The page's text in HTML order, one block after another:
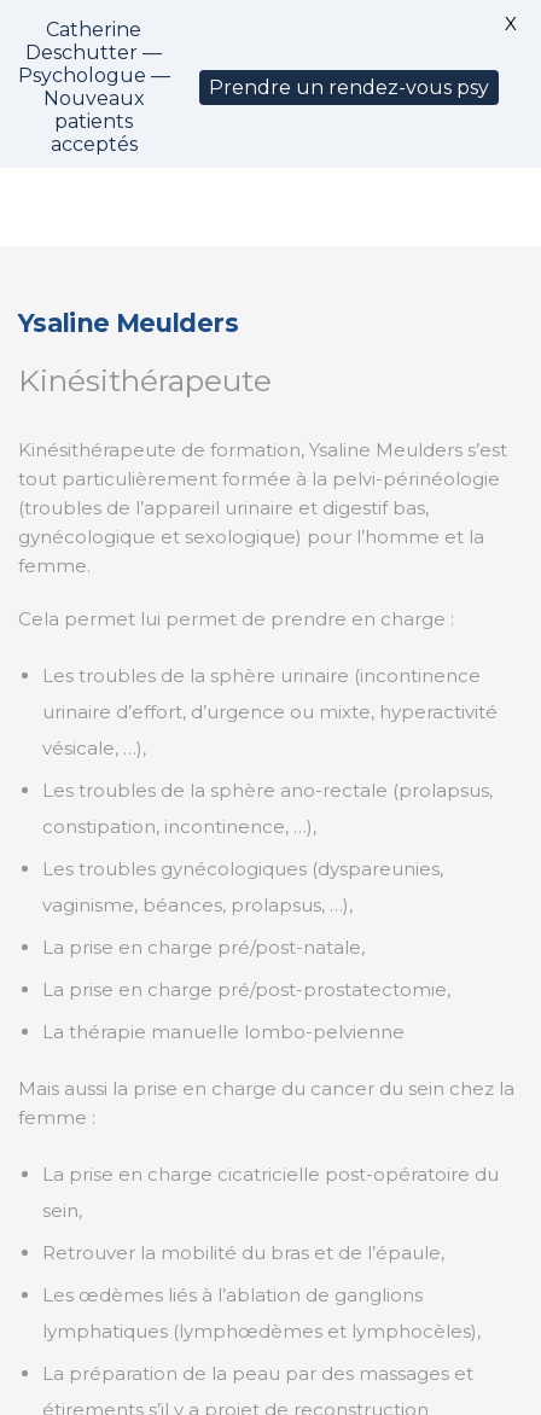
CM1325
Ysaline Meulders
Kinésithérapeute
Kinésithérapeute de formation, Ysaline Meulders s’est
tout particulièrement formée à la pelvi-périnéologie
(troubles de l’appareil urinaire et digestif bas,
gynécologique et sexologique) pour l’homme et la
femme.
Cela permet lui permet de prendre en charge :
Les troubles de la sphère urinaire (incontinence
urinaire d’effort, d’urgence ou mixte, hyperactivité
vésicale, …),
Les troubles de la sphère ano-rectale (prolapsus,
constipation, incontinence, …),
Les troubles gynécologiques (dyspareunies,
vaginisme, béances, prolapsus, …),
La prise en charge pré/post-natale,
La prise en charge pré/post-prostatectomie,
La thérapie manuelle lombo-pelvienne
Mais aussi la prise en charge du cancer du sein chez la
femme :
La prise en charge cicatricielle post-opératoire du
sein,
Retrouver la mobilité du bras et de l’épaule,
Les œdèmes liés à l’ablation de ganglions
lymphatiques (lymphœdèmes et lymphocèles),
La préparation de la peau par des massages et
étirements s’il y a projet de reconstruction
Catherine
Deschutter —
Psychologue —
Nouveaux
patients
acceptés
Prendre un rendez-vous psy
X